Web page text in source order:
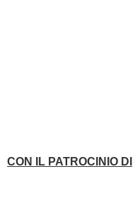
CON IL PATROCINIO DI